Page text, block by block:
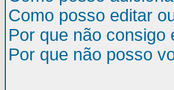
Como posso editar
Por que não consigo
Por que não posso